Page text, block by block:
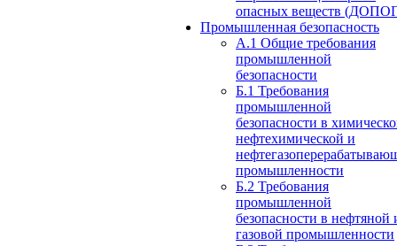
опасных веществ
Промышленная безопасность
А.1 Общие требования
промышленной
безопасности
Б.1 Требования
промышленной
безопасности в
нефтехимической и
промышленности
Б.2 Требования
промышленной
безопасности в нефтяной
газовой промышленности